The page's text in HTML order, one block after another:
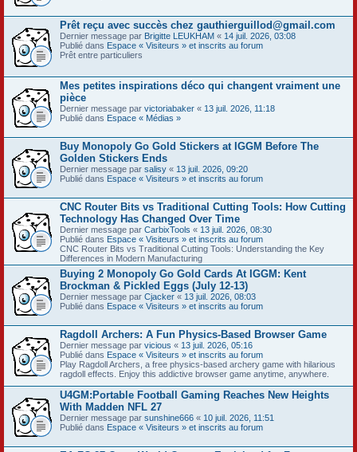
Prêt reçu avec succès chez gauthierguillod@gmail.com
Dernier message par Brigitte LEUKHAM « 14 juil. 2026, 03:08
Publié dans Espace « Visiteurs » et inscrits au forum
Prêt entre particuliers
Mes petites inspirations déco qui changent vraiment une
pièce
Dernier message par victoriabaker « 13 juil. 2026, 11:18
Publié dans Espace « Médias »
Buy Monopoly Go Gold Stickers at IGGM Before The
Golden Stickers Ends
Dernier message par salisy « 13 juil. 2026, 09:20
Publié dans Espace « Visiteurs » et inscrits au forum
CNC Router Bits vs Traditional Cutting Tools: How Cutting
Technology Has Changed Over Time
Dernier message par CarbixTools « 13 juil. 2026, 08:30
Publié dans Espace « Visiteurs » et inscrits au forum
CNC Router Bits vs Traditional Cutting Tools: Understanding the Key
Differences in Modern Manufacturing
Buying 2 Monopoly Go Gold Cards At IGGM: Kent
Brockman & Pickled Eggs (July 12-13)
Dernier message par Cjacker « 13 juil. 2026, 08:03
Publié dans Espace « Visiteurs » et inscrits au forum
Ragdoll Archers: A Fun Physics-Based Browser Game
Dernier message par vicious « 13 juil. 2026, 05:16
Publié dans Espace « Visiteurs » et inscrits au forum
Play Ragdoll Archers, a free physics-based archery game with hilarious
ragdoll effects. Enjoy this addictive browser game anytime, anywhere.
U4GM:Portable Football Gaming Reaches New Heights
With Madden NFL 27
Dernier message par sunshine666 « 10 juil. 2026, 11:51
Publié dans Espace « Visiteurs » et inscrits au forum